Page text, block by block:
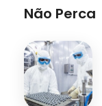
Não Perca